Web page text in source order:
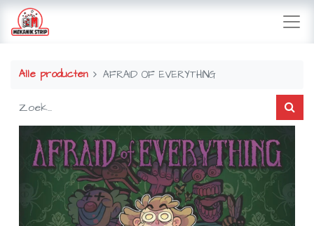
Alle producten AFRAID OF EVERYTHING